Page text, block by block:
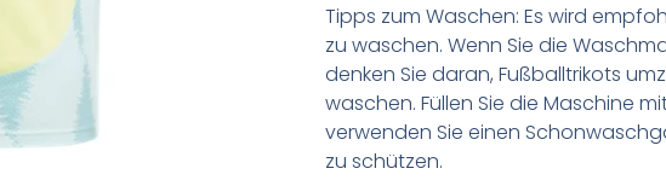
Tipps zum Waschen: Es wird
zu waschen. Wenn Sie die
denken Sie daran, Fußballtrikots
waschen. Füllen Sie die Maschine
verwenden Sie einen
zu schützen.